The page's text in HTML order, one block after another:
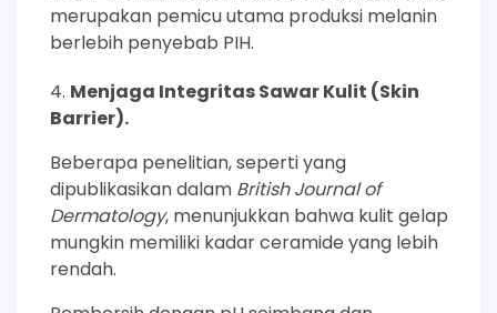
merupakan pemicu utama produksi melanin
berlebih penyebab PIH.
Menjaga Integritas Sawar Kulit (Skin
Barrier).
Beberapa penelitian, seperti yang
dipublikasikan dalam British Journal of
Dermatology, menunjukkan bahwa kulit gelap
mungkin memiliki kadar ceramide yang lebih
rendah.